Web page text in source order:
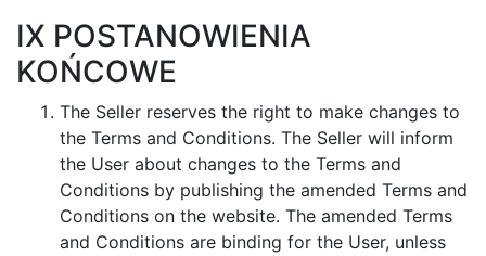
IX POSTANOWIENIA
KOŃCOWE
The Seller reserves the right to make changes to
the Terms and Conditions. The Seller will inform
the User about changes to the Terms and
Conditions by publishing the amended Terms and
Conditions on the website. The amended Terms
and Conditions are binding for the User, unless